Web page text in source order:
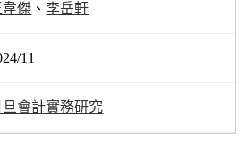
韋傑 、李岳軒
11
旦會計實務研究